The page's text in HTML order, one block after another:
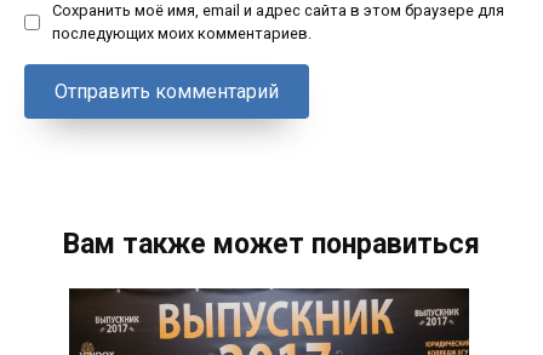
Сохранить моё имя, email и адрес сайта в этом браузере для
последующих моих комментариев.
Вам также может понравиться